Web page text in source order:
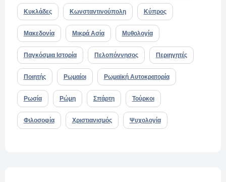
Κυκλάδες Κωνσταντινούπολη Κύπρος
Μακεδονία Μικρά Ασία Μυθολογία
Παγκόσμια Ιστορία Πελοπόννησος Περιηγητές
Ποιητής Ρωμαίοι Ρωμαϊκή Αυτοκρατορία
Ρωσία Ρώμη Σπάρτη Τούρκοι
Φιλοσοφία Χριστιανισμός Ψυχολογία